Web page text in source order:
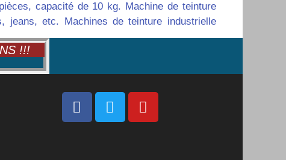
capacité de 10 kg. Machine de teinture
jeans, etc. Machines de teinture industrielle
!!!